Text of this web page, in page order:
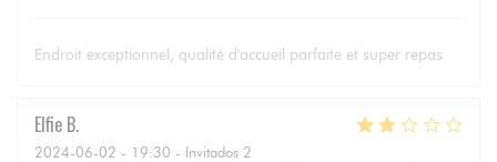
Endroit exceptionnel, qualité d'accueil parfaite et super repas
Elfie B
2024-06-02 - 19:30 - Invitados 2